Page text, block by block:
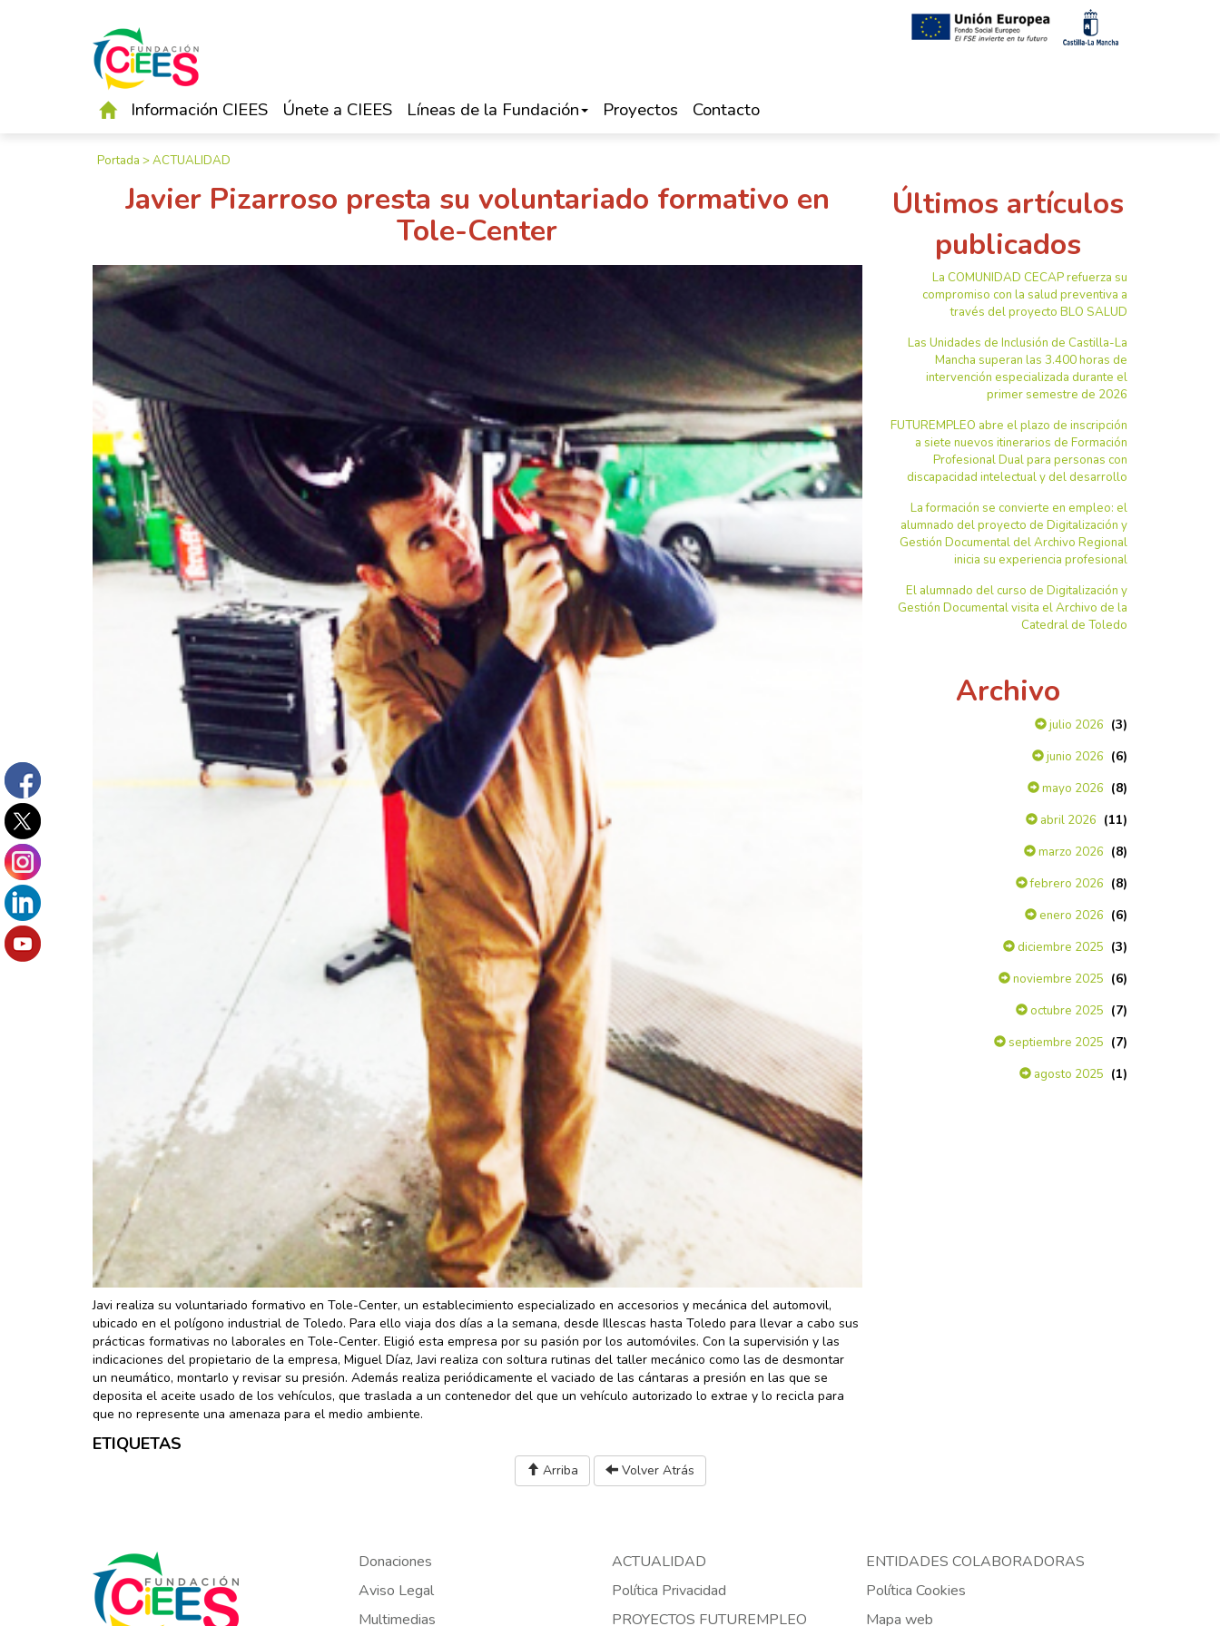
Información CIEES Únete a CIEES Líneas de la Fundación Proyectos Contacto
Portada >ACTUALIDAD
Javier Pizarroso presta su voluntariado formativo en
Tole-Center
Javi realiza su voluntariado formativo en Tole-Center, un establecimiento especializado en accesorios y mecánica del automovil,
ubicado en el polígono industrial de Toledo. Para ello viaja dos días a la semana, desde Illescas hasta Toledo para llevar a cabo sus
prácticas formativas no laborales en Tole-Center. Eligió esta empresa por su pasión por los automóviles. Con la supervisión y las
indicaciones del propietario de la empresa, Miguel Díaz, Javi realiza con soltura rutinas del taller mecánico como las de desmontar
un neumático, montarlo y revisar su presión. Además realiza periódicamente el vaciado de las cántaras a presión en las que se
deposita el aceite usado de los vehículos, que traslada a un contenedor del que un vehículo autorizado lo extrae y lo recicla para
que no represente una amenaza para el medio ambiente.
Últimos artículos
publicados
La COMUNIDAD CECAP refuerza su
compromiso con la salud preventiva a
través del proyecto BLO SALUD
Las Unidades de Inclusión de Castilla-La
Mancha superan las 3.400 horas de
intervención especializada durante el
primer semestre de 2026
FUTUREMPLEO abre el plazo de inscripción
a siete nuevos itinerarios de Formación
Profesional Dual para personas con
discapacidad intelectual y del desarrollo
La formación se convierte en empleo: el
alumnado del proyecto de Digitalización y
Gestión Documental del Archivo Regional
inicia su experiencia profesional
El alumnado del curso de Digitalización y
Gestión Documental visita el Archivo de la
Catedral de Toledo
Archivo
julio 2026 (3)
junio 2026 (6)
mayo 2026 (8)
abril 2026 (11)
marzo 2026 (8)
febrero 2026 (8)
enero 2026 (6)
diciembre 2025 (3)
noviembre 2025 (6)
octubre 2025 (7)
septiembre 2025 (7)
agosto 2025 (1)
ETIQUETAS
Arriba Volver Atrás
Donaciones ACTUALIDAD
ENTIDADES COLABORADORAS
Aviso Legal
Política Privacidad
Política Cookies
Multimedias
PROYECTOS FUTUREMPLEO Mapa web